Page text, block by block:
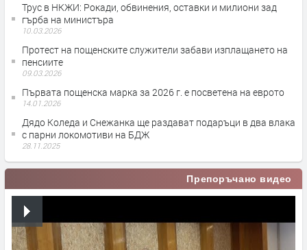
Трус в НКЖИ: Рокади, обвинения, оставки и милиони зад
гърба на министъра
10.03.2026
Протест на пощенските служители забави изплащането на
пенсиите
09.03.2026
Първата пощенска марка за 2026 г. е посветена на еврото
14.01.2026
Дядо Коледа и Снежанка ще раздават подаръци в два влака
с парни локомотиви на БДЖ
28.11.2025
Препоръчано видео